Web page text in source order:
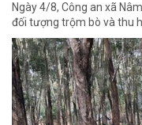
Ngày 4/8, Công an xã
đối tượng trộm bò và thu